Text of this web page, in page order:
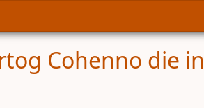
Cohenno die in